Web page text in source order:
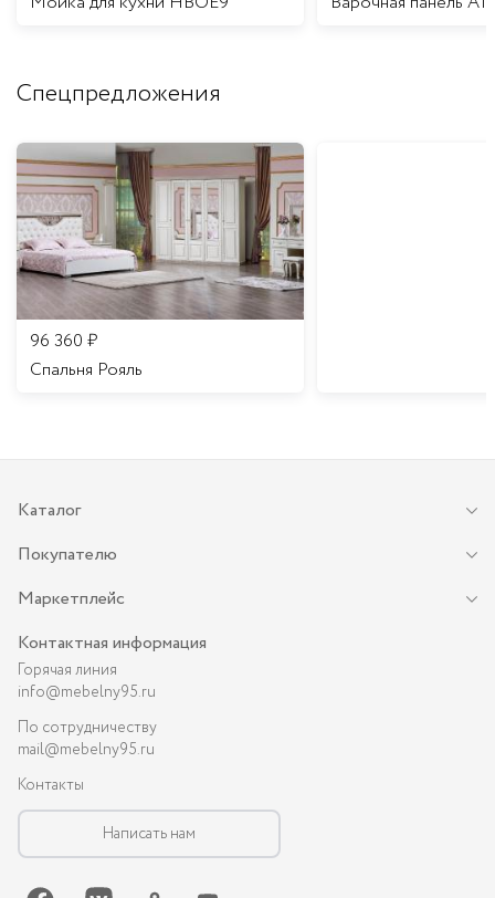
Спецпредложения
96 360 ₽
Спальня Рояль
Каталог
Покупателю
Маркетплейс
Контактная информация
Горячая линия
info@mebelny95.ru
По сотрудничеству
mail@mebelny95.ru
Контакты
Написать нам